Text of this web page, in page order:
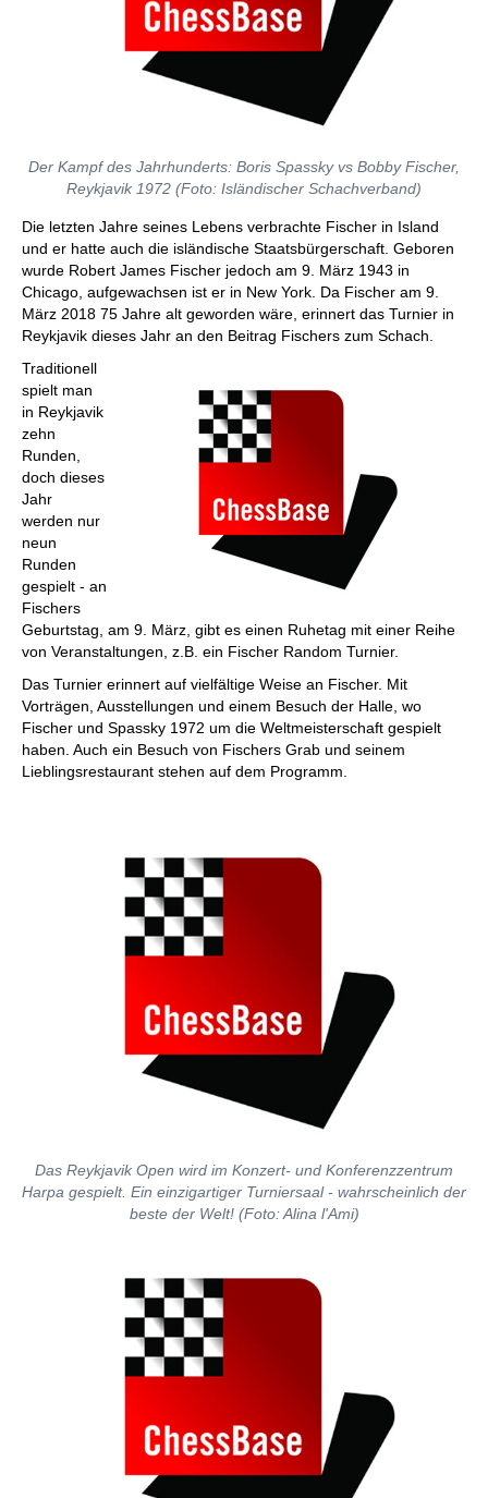
Der Kampf des Jahrhunderts: Boris Spassky vs Bobby Fischer,
Reykjavik 1972 (Foto: Isländischer Schachverband)
Die letzten Jahre seines Lebens verbrachte Fischer in Island
und er hatte auch die isländische Staatsbürgerschaft. Geboren
wurde Robert James Fischer jedoch am 9. März 1943 in
Chicago, aufgewachsen ist er in New York. Da Fischer am 9.
März 2018 75 Jahre alt geworden wäre, erinnert das Turnier in
Reykjavik dieses Jahr an den Beitrag Fischers zum Schach.
Traditionell
spielt man
in Reykjavik
zehn
Runden,
doch dieses
Jahr
werden nur
neun
Runden
gespielt - an
Fischers
Geburtstag, am 9. März, gibt es einen Ruhetag mit einer Reihe
von Veranstaltungen, z.B. ein Fischer Random Turnier.
Das Turnier erinnert auf vielfältige Weise an Fischer. Mit
Vorträgen, Ausstellungen und einem Besuch der Halle, wo
Fischer und Spassky 1972 um die Weltmeisterschaft gespielt
haben. Auch ein Besuch von Fischers Grab und seinem
Lieblingsrestaurant stehen auf dem Programm.
Das Reykjavik Open wird im Konzert- und Konferenzzentrum
Harpa gespielt. Ein einzigartiger Turniersaal - wahrscheinlich der
beste der Welt! (Foto: Alina l'Ami)